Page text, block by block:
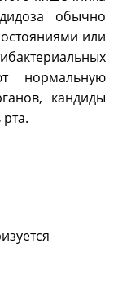
обычно
или
нормальную
кандиды